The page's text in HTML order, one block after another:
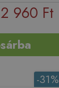
960 Ft
-31%